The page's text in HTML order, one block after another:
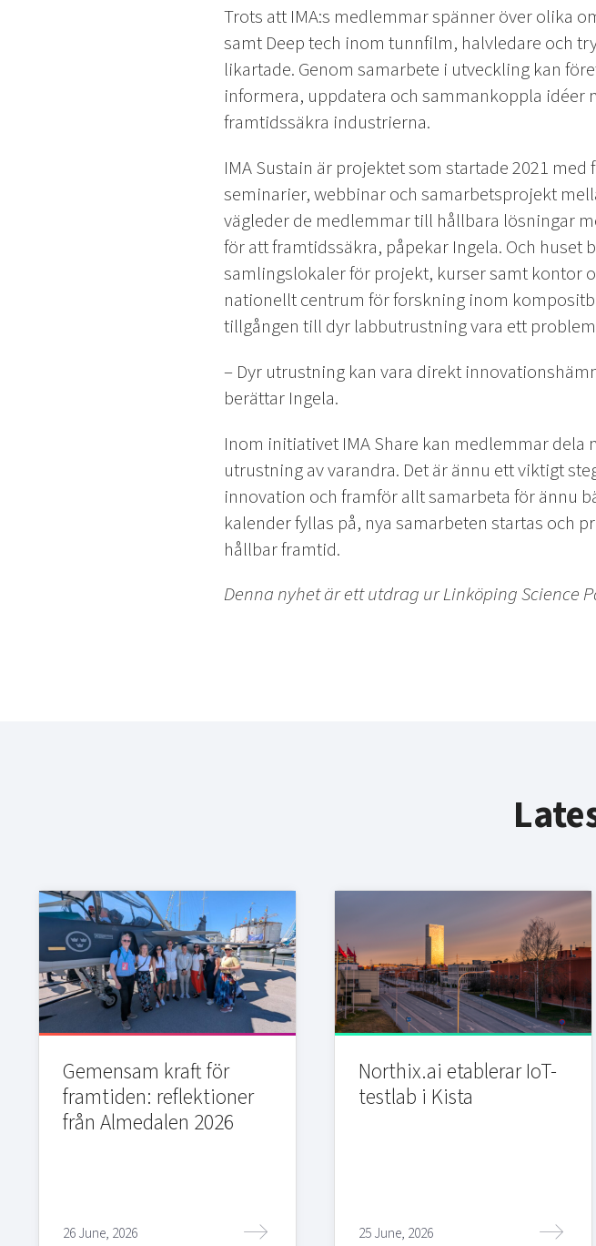
Trots att IMA:s medlemmar spänner över olika
samt Deep tech inom tunnfilm, halvledare och
likartade. Genom samarbete i utveckling kan
informera, uppdatera och sammankoppla idéer
framtidssäkra industrierna.
IMA Sustain är projektet som startade 2021
seminarier, webbinar och samarbetsprojekt
vägleder de medlemmar till hållbara lösningar
för att framtidssäkra, påpekar Ingela. Och huset
samlingslokaler för projekt, kurser samt kontor
nationellt centrum för forskning inom
tillgången till dyr labbutrustning vara ett
– Dyr utrustning kan vara direkt
berättar Ingela.
Inom initiativet IMA Share kan medlemmar dela
utrustning av varandra. Det är ännu ett viktigt
innovation och framför allt samarbeta för ännu
kalender fyllas på, nya samarbeten startas och
hållbar framtid.
Denna nyhet är ett utdrag ur Linköping Science
Gemensam kraft för
framtiden: reflektioner
från Almedalen 2026
26 June, 2026
Northix.ai etablerar IoT-
testlab i Kista
25 June, 2026